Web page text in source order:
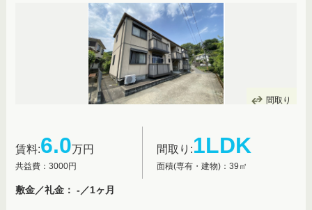
間取り
賃料:6.0万円
共益費：3000円
間取り:1LDK
面積(専有・建物)：39㎡
敷金／礼金： -／1ヶ月